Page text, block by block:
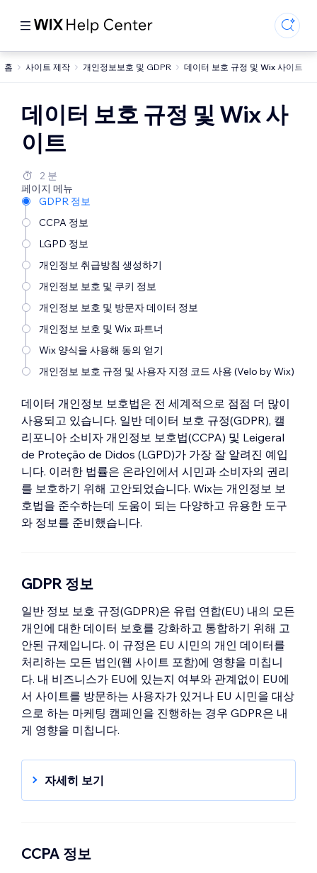
홈 사이트 제작 개인정보보호 및 GDPR 데이터 보호 규정 및 Wix 사이트
데이터 보호 규정 및 Wix 사
이트
2 분
페이지 메뉴
GDPR 정보
CCPA 정보
LGPD 정보
개인정보 취급방침 생성하기
개인정보 보호 및 쿠키 정보
개인정보 보호 및 방문자 데이터 정보
개인정보 보호 및 Wix 파트너
Wix 양식을 사용해 동의 얻기
개인정보 보호 규정 및 사용자 지정 코드 사용 (Velo by Wix)
데이터 개인정보 보호법은 전 세계적으로 점점 더 많이
사용되고 있습니다. 일반 데이터 보호 규정(GDPR), 캘
리포니아 소비자 개인정보 보호법(CCPA) 및 Leigeral
de Proteção de Didos (LGPD)가 가장 잘 알려진 예입
니다. 이러한 법률은 온라인에서 시민과 소비자의 권리
를 보호하기 위해 고안되었습니다. Wix는 개인정보 보
호법을 준수하는데 도움이 되는 다양하고 유용한 도구
와 정보를 준비했습니다.
GDPR 정보
일반 정보 보호 규정(GDPR)은 유럽 연합(EU) 내의 모든
개인에 대한 데이터 보호를 강화하고 통합하기 위해 고
안된 규제입니다. 이 규정은 EU 시민의 개인 데이터를
처리하는 모든 법인(웹 사이트 포함)에 영향을 미칩니
다. 내 비즈니스가 EU에 있는지 여부와 관계없이 EU에
서 사이트를 방문하는 사용자가 있거나 EU 시민을 대상
으로 하는 마케팅 캠페인을 진행하는 경우 GDPR은 내
게 영향을 미칩니다.
자세히 보기
GDPR에 대해 사이트 준비하기
Wix 및 GDPR
CCPA 정보